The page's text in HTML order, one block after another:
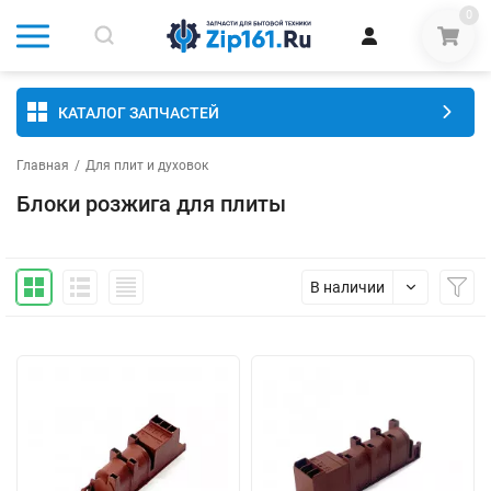
0
КАТАЛОГ ЗАПЧАСТЕЙ
Главная / Для плит и духовок
Блоки розжига для плиты
В наличии